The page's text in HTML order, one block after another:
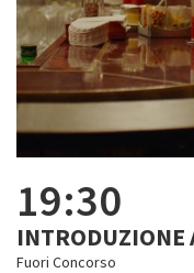
19:30
INTRODUZIONE
Fuori Concorso